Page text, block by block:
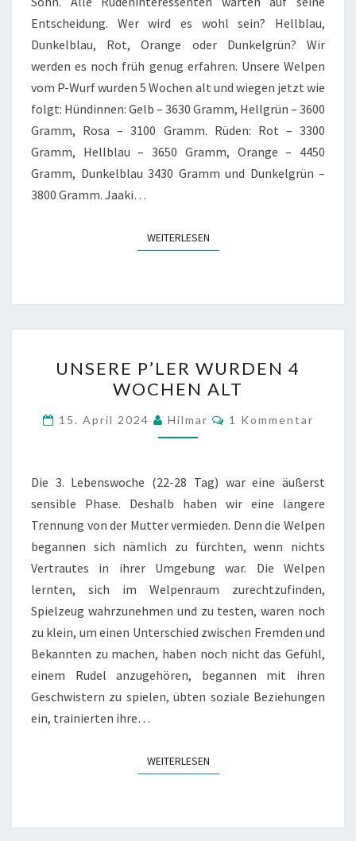
ÄLTER
Entscheidung. Wer wird es wohl sein? Hellblau,
Dunkelblau, Rot, Orange oder Dunkelgrün? Wir
werden es noch früh genug erfahren. Unsere Welpen
vom P-Wurf wurden 5 Wochen alt und wiegen jetzt wie
folgt: Hündinnen: Gelb – 3630 Gramm, Hellgrün – 3600
Gramm, Rosa – 3100 Gramm. Rüden: Rot – 3300
Gramm, Hellblau – 3650 Gramm, Orange – 4450
Gramm, Dunkelblau 3430 Gramm und Dunkelgrün –
3800 Gramm. Jaaki…
WEITERLESENWEITERLESEN
P’LER
WURDEN
4
WOCHEN
UNSERE P’LER WURDEN 4
WOCHEN ALT
15. April 2024 Hilmar Kommentare
1 Kommentar
Die 3. Lebenswoche (22-28 Tag) war eine äußerst
sensible Phase. Deshalb haben wir eine längere
Trennung von der Mutter vermieden. Denn die Welpen
begannen sich nämlich zu fürchten, wenn nichts
Vertrautes in ihrer Umgebung war. Die Welpen
lernten, sich im Welpenraum zurechtzufinden,
Spielzeug wahrzunehmen und zu testen, waren noch
zu klein, um einen Unterschied zwischen Fremden und
Bekannten zu machen, haben noch nicht das Gefühl,
einem Rudel anzugehören, begannen mit ihren
Geschwistern zu spielen, übten soziale Beziehungen
ein, trainierten ihre…
WEITERLESENWEITERLESEN